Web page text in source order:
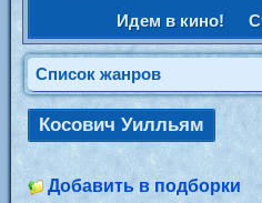
Идем в кино!
Список жанров
Косович Уилльям
Добавить в подборки